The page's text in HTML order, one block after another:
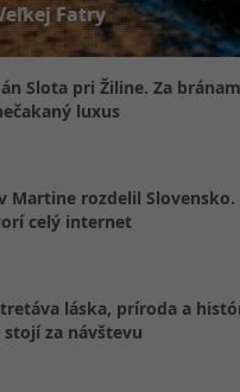
Fatry
Slota pri Žiline. Za
luxus
Martine rozdelil Slovensko.
celý internet
láska, príroda a
za návštevu